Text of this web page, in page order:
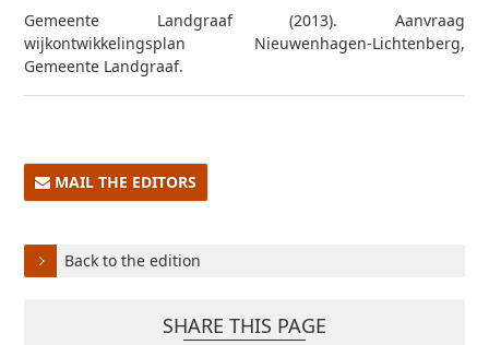
Gemeente Landgraaf (2013). Aanvraag
wijkontwikkelingsplan Nieuwenhagen-Lichtenberg,
Gemeente Landgraaf.
MAIL THE EDITORS
Back to the edition
SHARE THIS PAGE